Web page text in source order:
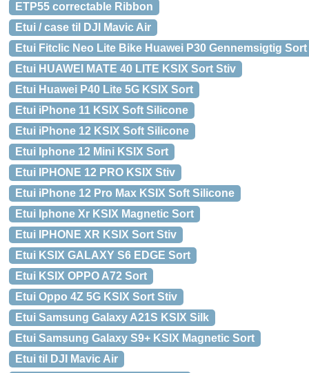
ETP55 correctable Ribbon
Etui / case til DJI Mavic Air
Etui Fitclic Neo Lite Bike Huawei P30 Gennemsigtig Sort
Etui HUAWEI MATE 40 LITE KSIX Sort Stiv
Etui Huawei P40 Lite 5G KSIX Sort
Etui iPhone 11 KSIX Soft Silicone
Etui iPhone 12 KSIX Soft Silicone
Etui Iphone 12 Mini KSIX Sort
Etui IPHONE 12 PRO KSIX Stiv
Etui iPhone 12 Pro Max KSIX Soft Silicone
Etui Iphone Xr KSIX Magnetic Sort
Etui IPHONE XR KSIX Sort Stiv
Etui KSIX GALAXY S6 EDGE Sort
Etui KSIX OPPO A72 Sort
Etui Oppo 4Z 5G KSIX Sort Stiv
Etui Samsung Galaxy A21S KSIX Silk
Etui Samsung Galaxy S9+ KSIX Magnetic Sort
Etui til DJI Mavic Air